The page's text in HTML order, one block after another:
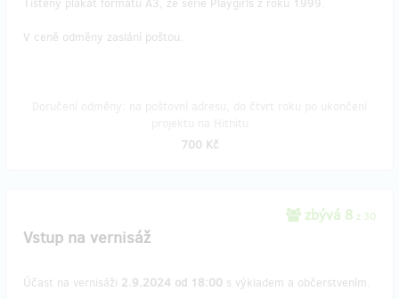
Tištěný plakát formátu A3, ze série Playgirls z roku 1999.
V ceně odměny zaslání poštou.
700 Kč
zbývá 8 z 30
Vstup na vernisáž
Účast na vernisáži 2.9.2024 od 18:00 s výkladem a občerstvením.